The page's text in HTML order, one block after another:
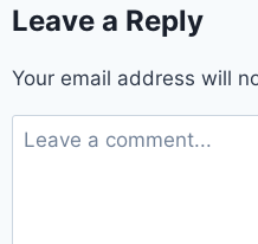
Leave a Reply
Your email address will